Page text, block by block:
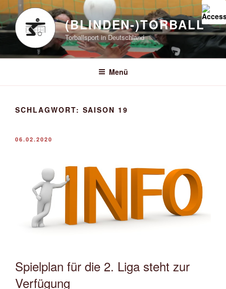
Zum
Inhalt
springen
(BLINDEN-)TORBALL
Torballsport in Deutschland
Menü
SCHLAGWORT: SAISON 19
VERÖFFENTLICHT
06.02.2020
Spielplan für die 2. Liga steht zur
Verfügung